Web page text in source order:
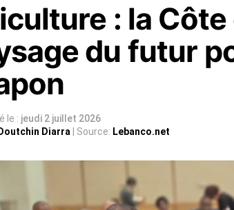
: la Côte
du futur
le : jeudi 2 juillet 2026
Doutchin Diarra | Source: Lebanco.net